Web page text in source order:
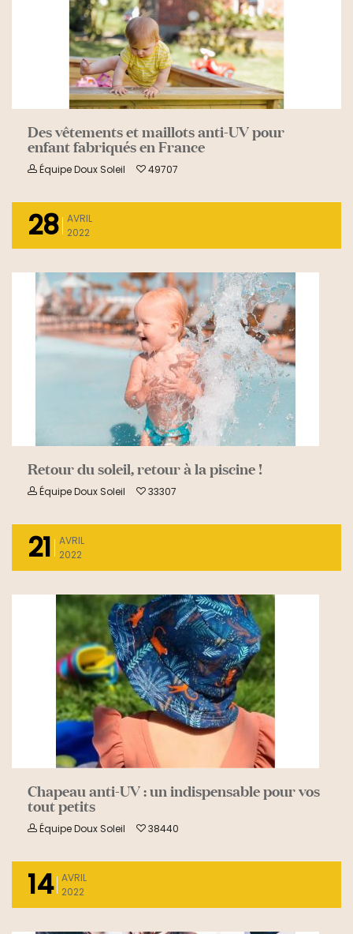
Des vêtements et maillots anti-UV pour
enfant fabriqués en France
Équipe Doux Soleil 49707
28 AVRIL
2022
Retour du soleil, retour à la piscine !
Équipe Doux Soleil 33307
21
AVRIL
2022
Chapeau anti-UV : un indispensable pour vos
tout petits
Équipe Doux Soleil 38440
14 AVRIL
2022